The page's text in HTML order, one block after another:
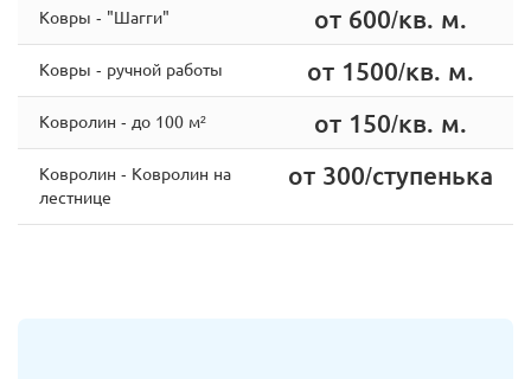
Ковры - "Шагги" от 600/кв. м.
Ковры - ручной работы от 1500/кв. м.
Ковролин - до 100 м² от 150/кв. м.
Ковролин - Ковролин на
лестнице
от 300/ступенька